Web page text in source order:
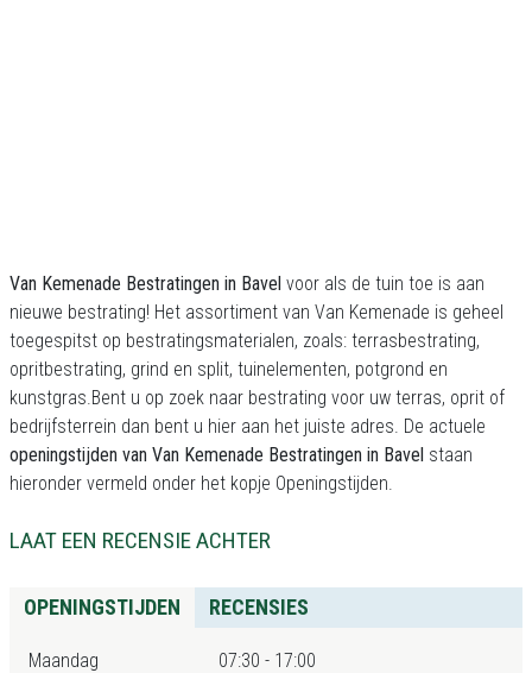
Van Kemenade Bestratingen in Bavel voor als de tuin toe is aan
nieuwe bestrating! Het assortiment van Van Kemenade is geheel
toegespitst op bestratingsmaterialen, zoals: terrasbestrating,
opritbestrating, grind en split, tuinelementen, potgrond en
kunstgras.Bent u op zoek naar bestrating voor uw terras, oprit of
bedrijfsterrein dan bent u hier aan het juiste adres. De actuele
openingstijden van Van Kemenade Bestratingen in Bavel staan
hieronder vermeld onder het kopje Openingstijden.
LAAT EEN RECENSIE ACHTER
OPENINGSTIJDEN RECENSIES
Maandag
07:30 - 17:00